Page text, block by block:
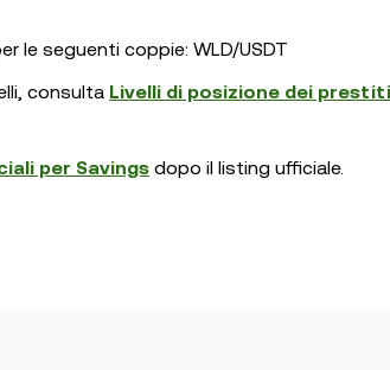
le seguenti coppie: WLD/USDT
consulta Livelli di posizione dei
per Savings dopo il listing ufficiale.